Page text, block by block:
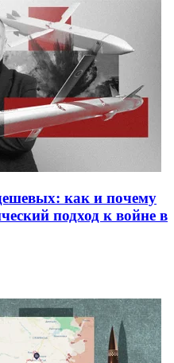
как и почему
подход к войне в